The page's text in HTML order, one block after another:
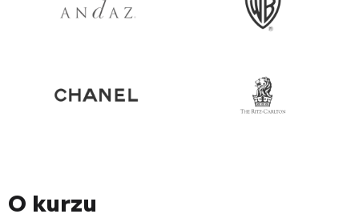
O kurzu